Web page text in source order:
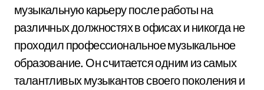
музыкальную карьеру после работы на
различных должностях в офисах и никогда не
проходил профессиональное музыкальное
образование. Он считается одним из самых
талантливых музыкантов своего поколения и